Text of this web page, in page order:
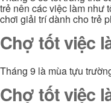
trẻ nên các việc làm như
chơi giải trí dành cho trẻ
Chợ tốt việc
Tháng 9 là mùa tựu
Chợ tốt việc